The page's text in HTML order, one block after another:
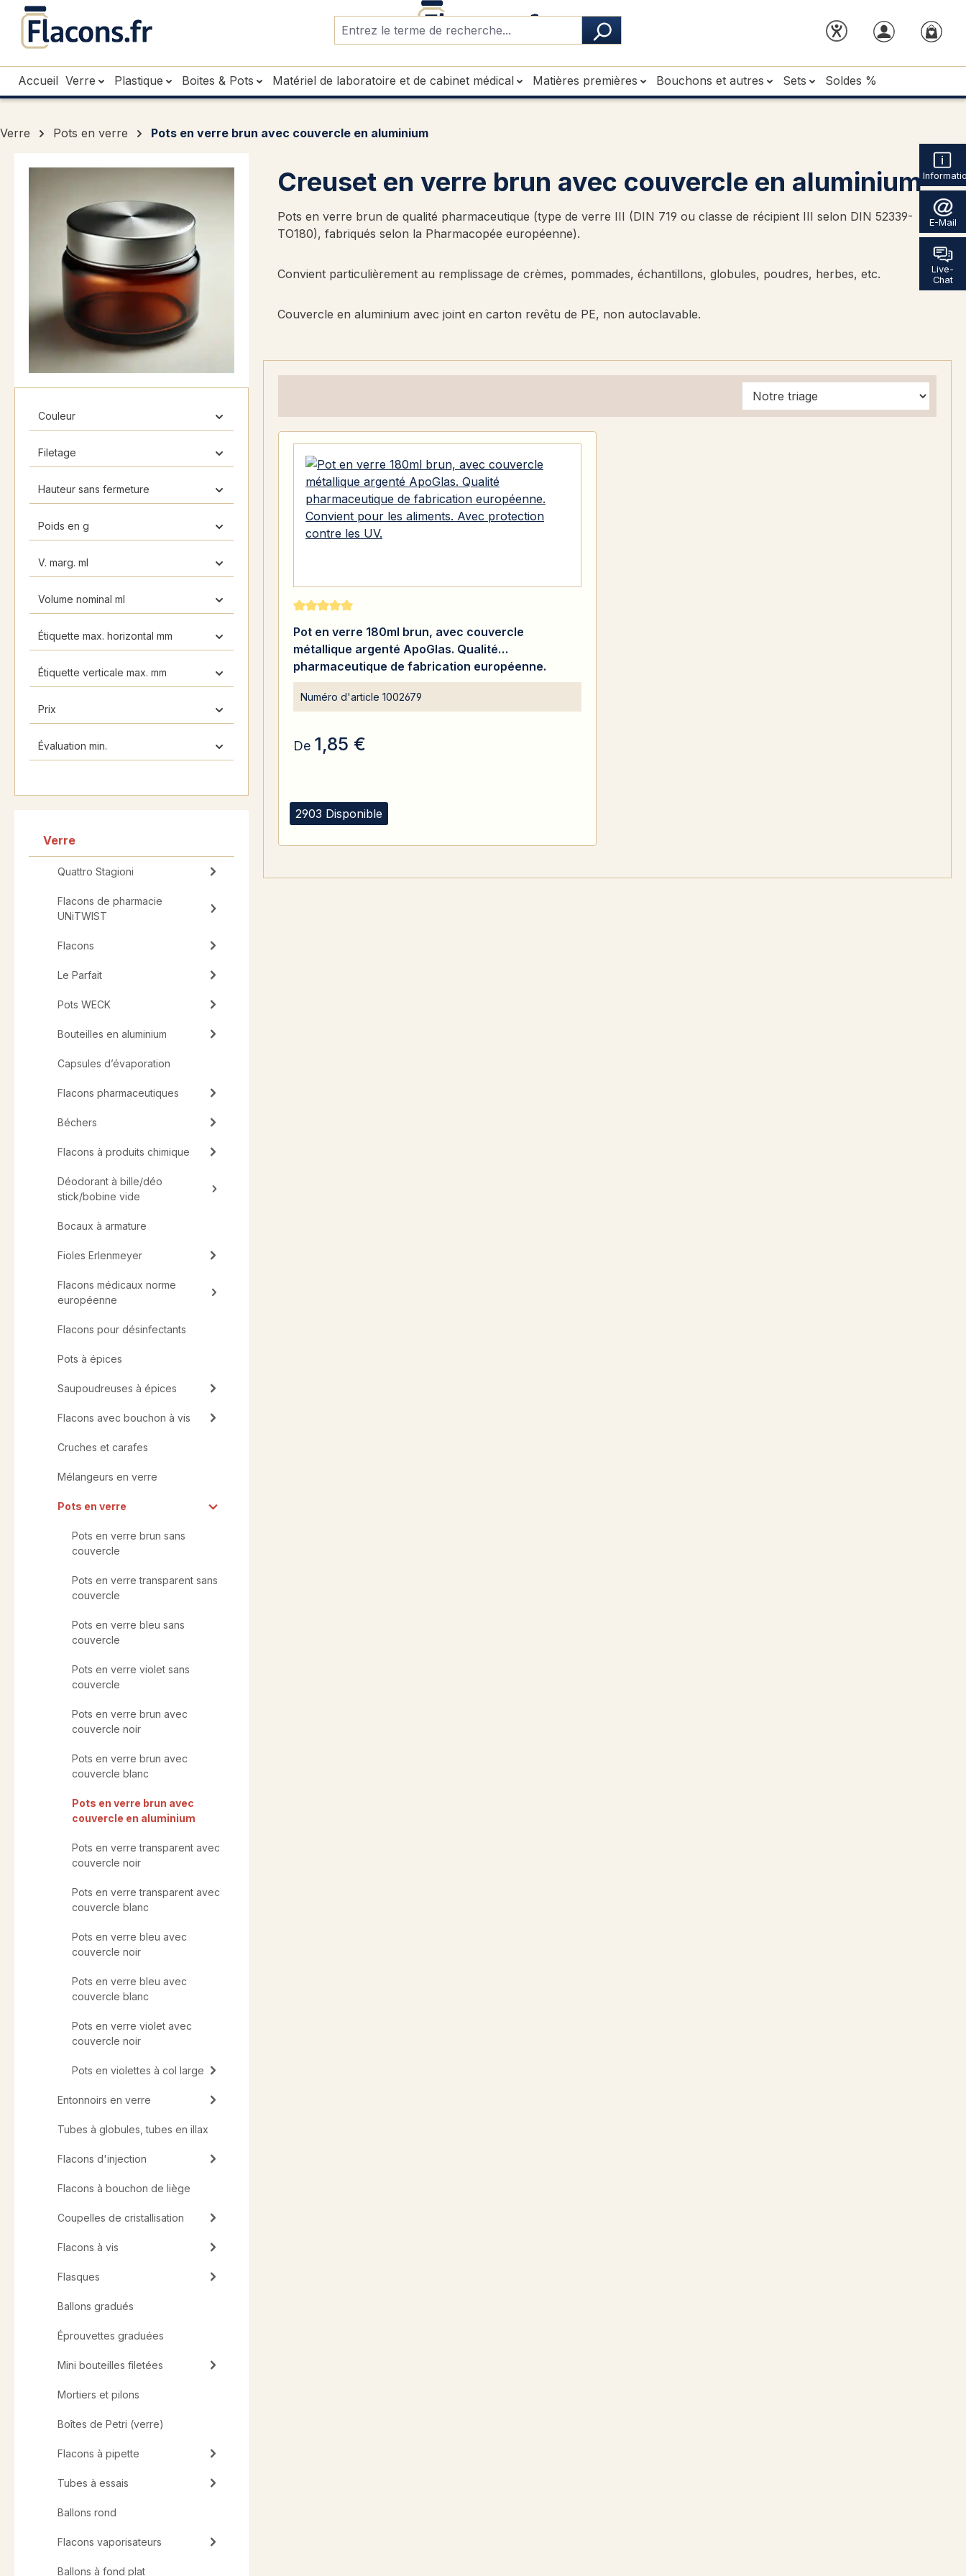
au contenu principal
Passer à la recherche
Passer à la navigation principale
E-Mail
Live-
Chat
Accueil Verre Plastique Boites & Pots Matériel de laboratoire et de cabinet médical Matières premières Bouchons et autres Sets Soldes %
Verre Pots en verre Pots en verre brun avec couvercle en aluminium
Couleur
Filetage
Hauteur sans fermeture
Poids en g
V. marg. ml
Volume nominal ml
Étiquette max. horizontal mm
Étiquette verticale max. mm
Prix
Évaluation min.
Verre
Quattro Stagioni
Flacons de pharmacie
UNiTWIST
Flacons
Le Parfait
Pots WECK
Bouteilles en aluminium
Capsules d’évaporation
Flacons pharmaceutiques
Béchers
Flacons à produits chimique
Déodorant à bille/déo
stick/bobine vide
Bocaux à armature
Fioles Erlenmeyer
Flacons médicaux norme
européenne
Flacons pour désinfectants
Pots à épices
Saupoudreuses à épices
Flacons avec bouchon à vis
Cruches et carafes
Mélangeurs en verre
Pots en verre
Pots en verre brun sans
couvercle
Pots en verre transparent sans
couvercle
Pots en verre bleu sans
couvercle
Pots en verre violet sans
couvercle
Pots en verre brun avec
couvercle noir
Pots en verre brun avec
couvercle blanc
Pots en verre brun avec
couvercle en aluminium
Pots en verre transparent avec
couvercle noir
Pots en verre transparent avec
couvercle blanc
Pots en verre bleu avec
couvercle noir
Pots en verre bleu avec
couvercle blanc
Pots en verre violet avec
couvercle noir
Pots en violettes à col large
Entonnoirs en verre
Tubes à globules, tubes en illax
Flacons d'injection
Flacons à bouchon de liège
Coupelles de cristallisation
Flacons à vis
Flasques
Ballons gradués
Éprouvettes graduées
Mini bouteilles filetées
Mortiers et pilons
Boîtes de Petri (verre)
Flacons à pipette
Tubes à essais
Ballons rond
Flacons vaporisateurs
Ballons à fond plat
Creuset en verre brun avec couvercle en aluminium
Pots en verre brun de qualité pharmaceutique (type de verre III (DIN 719 ou classe de récipient III selon DIN 52339-
TO180), fabriqués selon la Pharmacopée européenne).
Convient particulièrement au remplissage de crèmes, pommades, échantillons, globules, poudres, herbes, etc.
Couvercle en aluminium avec joint en carton revêtu de PE, non autoclavable.
2903 Disponible
Pot en verre 180ml brun, avec couvercle
métallique argenté ApoGlas. Qualité
pharmaceutique de fabrication européenne.
Convient pour les aliments. Avec protection
contre les UV.
Numéro d'article 1002679
De 1,85 €